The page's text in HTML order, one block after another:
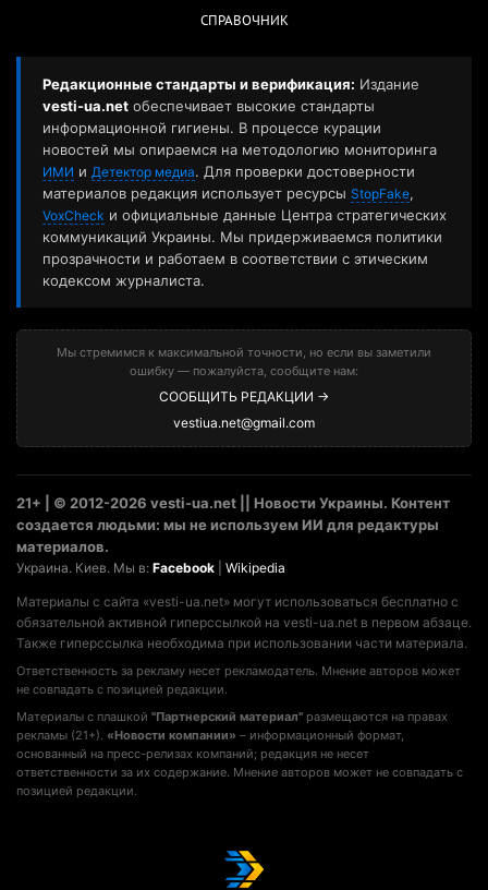
СПРАВОЧНИК
Редакционные стандарты и верификация: Издание
vesti-ua.net обеспечивает высокие стандарты
информационной гигиены. В процессе курации
новостей мы опираемся на методологию мониторинга
ИМИ и Детектор медиа. Для проверки достоверности
материалов редакция использует ресурсы StopFake,
VoxCheck и официальные данные Центра стратегических
коммуникаций Украины. Мы придерживаемся политики
прозрачности и работаем в соответствии с этическим
кодексом журналиста.
Мы стремимся к максимальной точности, но если вы заметили
ошибку — пожалуйста, сообщите нам:
СООБЩИТЬ РЕДАКЦИИ →
vestiua.net@gmail.com
21+ | © 2012-2026 vesti-ua.net || Новости Украины. Контент
создается людьми: мы не используем ИИ для редактуры
материалов.
Украина. Киев. Мы в: Facebook Wikipedia
Материалы с сайта «vesti-ua.net» могут использоваться бесплатно с
обязательной активной гиперссылкой на vesti-ua.net в первом абзаце.
Также гиперссылка необходима при использовании части материала.
Ответственность за рекламу несет рекламодатель. Мнение авторов может
не совпадать с позицией редакции.
Материалы с плашкой "Партнерский материал" размещаются на правах
рекламы (21+). «Новости компании» – информационный формат,
основанный на пресс-релизах компаний; редакция не несет
ответственности за их содержание. Мнение авторов может не совпадать с
позицией редакции.